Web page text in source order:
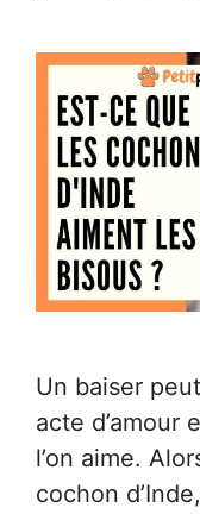
Un baiser
acte d’amour
l’on aime.
cochon